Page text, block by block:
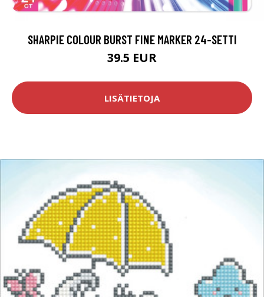
SHARPIE COLOUR BURST FINE MARKER 24-SETTI
39.5 EUR
LISÄTIETOJA